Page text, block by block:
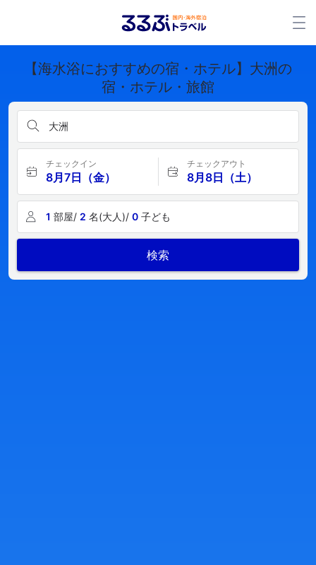
【海水浴におすすめの宿・ホテル】大洲の
宿・ホテル・旅館
大洲
チェックイン
8月7日（金）
チェックアウト
8月8日（土）
1 部屋/ 2 名(大人)/ 0 子ども
検索